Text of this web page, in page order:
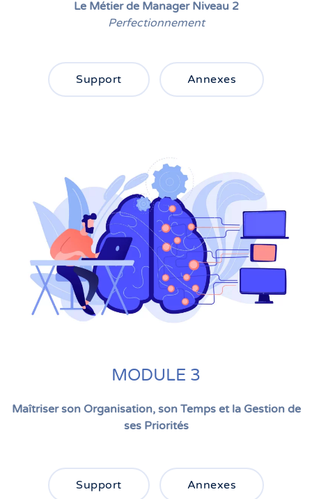
Le Métier de Manager Niveau 2
Perfectionnement
Support Annexes
MODULE 3
Maîtriser son Organisation, son Temps et la Gestion de
ses Priorités
Support Annexes